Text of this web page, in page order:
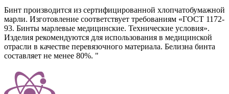
Бинт производится из сертифицированной хлопчатобумажной
марли. Изготовление соответствует требованиям «ГОСТ 1172-
93. Бинты марлевые медицинские. Технические условия».
Изделия рекомендуются для использования в медицинской
отрасли в качестве перевязочного материала. Белизна бинта
составляет не менее 80%. "